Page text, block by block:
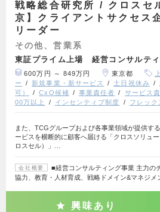
戦略総合研究所 / クロスセ
京】クライアントサクセス
リーダー
その他、営業系
東証プライム上場 経営コンサルテ
600万円 ～ 849万円 東京都
ー
新規事業・新サービス 土日祝休み
可）
CxO候補 事業責任者 サービス
00万以上
インセンティブ制度 フレック
また、TCGグループおよび各事業領域が提供す
ービスを横断的に顧客へ届ける「クロスソリュ
ロスセル）」…
会社概要
■経営コンサルティング事業 主力の
協力、教育・人材育成、戦略ドメイン&マネジメ
興味あり